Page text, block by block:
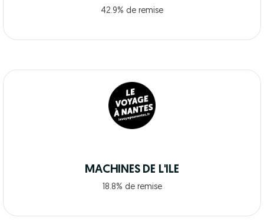
42.9% de remise
MACHINES DE L'ILE
18.8% de remise